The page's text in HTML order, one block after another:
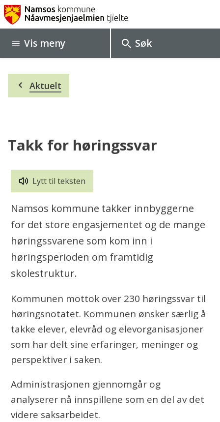
N
a
m
o
u
n
e
Søk
Vis meny
her:
Aktuelt
Takk for høringssvar
Lytt til teksten
Namsos kommune takker innbyggerne
for det store engasjementet og de mange
høringssvarene som kom inn i
høringsperioden om framtidig
skolestruktur.
Kommunen mottok over 230 høringssvar til
høringsnotatet. Kommunen ønsker særlig å
takke elever, elevråd og elevorganisasjoner
som har delt sine erfaringer, meninger og
perspektiver i saken.
Administrasjonen gjennomgår og
analyserer nå innspillene som en del av det
videre saksarbeidet.